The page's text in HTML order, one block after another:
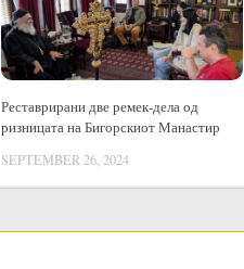
Реставрирани две ремек-дела од
ризницата на Бигорскиот Манастир
SEPTEMBER 26, 2024